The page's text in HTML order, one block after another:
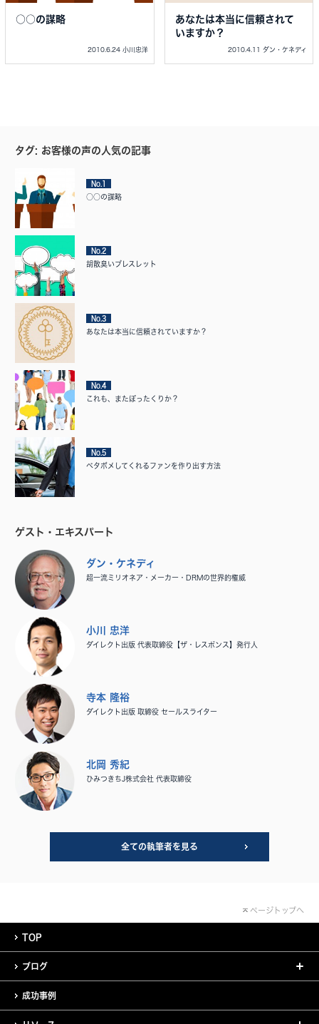
○○の謀略
2010.6.24 小川忠洋
あなたは本当に信頼されて
いますか？
2010.4.11 ダン・ケネディ
タグ: お客様の声の人気の記事
No.1
○○の謀略
No.2
胡散臭いブレスレット
No.3
あなたは本当に信頼されていますか？
No.4
これも、またぼったくりか？
No.5
ベタボメしてくれるファンを作り出す方法
ゲスト・エキスパート
ダン・ケネディ
超一流ミリオネア・メーカー・DRMの世界的権威
小川 忠洋
ダイレクト出版 代表取締役【ザ・レスポンス】発行人
寺本 隆裕
ダイレクト出版 取締役 セールスライター
北岡 秀紀
ひみつきちJ株式会社 代表取締役
全ての執筆者を見る
ページトップへ
TOP
ブログ
成功事例